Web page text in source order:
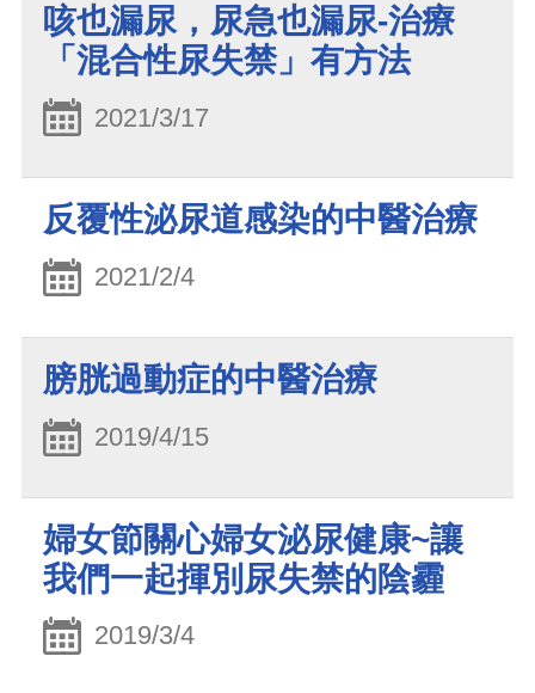
咳也漏尿，尿急也漏尿-治療
「混合性尿失禁」有方法
2021/3/17
反覆性泌尿道感染的中醫治療
2021/2/4
膀胱過動症的中醫治療
2019/4/15
婦女節關心婦女泌尿健康~讓
我們一起揮別尿失禁的陰霾
2019/3/4